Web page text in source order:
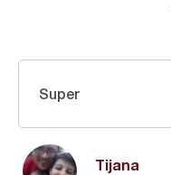
Tijana
Super